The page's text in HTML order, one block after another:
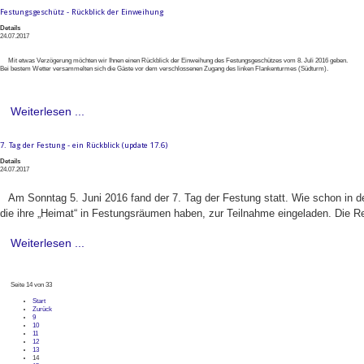
Festungsgeschütz - Rückblick der Einweihung
Details
24.07.2017
Mit etwas Verzögerung möchten wir Ihnen einen Rückblick der Einweihung des Festungsgeschützes vom 8. Juli 2016 geben.
Bei bestem Wetter versammelten sich die Gäste vor dem verschlossenen Zugang des linken Flankenturmes (Südturm).
Weiterlesen ...
7. Tag der Festung - ein Rückblick (update 17.6)
Details
24.07.2017
Am Sonntag 5. Juni 2016 fand der 7. Tag der Festung statt. Wie schon in
die ihre „Heimat“ in Festungsräumen haben, zur Teilnahme eingeladen. Die
Weiterlesen ...
Seite 14 von 33
Start
Zurück
9
10
11
12
13
14